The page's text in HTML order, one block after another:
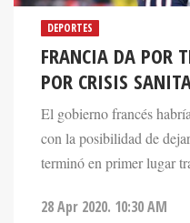
DEPORTES
FRANCIA DA POR
POR CRISIS
El gobierno francés
con la posibilidad de
terminó en primer lugar
28 Apr 2020. 10:30 AM